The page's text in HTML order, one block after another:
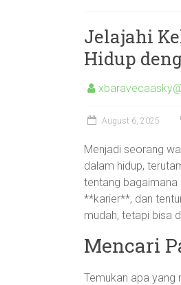
Jelajahi
Hidup
August 6, 2025
Menjadi seorang
dalam hidup,
tentang bagaimana
**karier**, dan
mudah, tetapi bisa
Mencari
Temukan apa yang